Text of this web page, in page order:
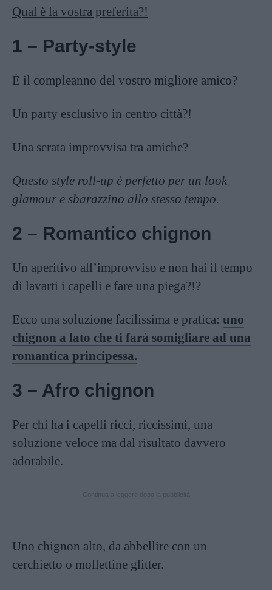
Qual è la vostra preferita?!
1 – Party-style
È il compleanno del vostro migliore amico?
Un party esclusivo in centro città?!
Una serata improvvisa tra amiche?
Questo style roll-up è perfetto per un look
glamour e sbarazzino allo stesso tempo.
2 – Romantico chignon
Un aperitivo all’improvviso e non hai il tempo
di lavarti i capelli e fare una piega?!?
Ecco una soluzione facilissima e pratica: uno
chignon a lato che ti farà somigliare ad una
romantica principessa.
3 – Afro chignon
Per chi ha i capelli ricci, riccissimi, una
soluzione veloce ma dal risultato davvero
adorabile.
Uno chignon alto, da abbellire con un
cerchietto o mollettine glitter.